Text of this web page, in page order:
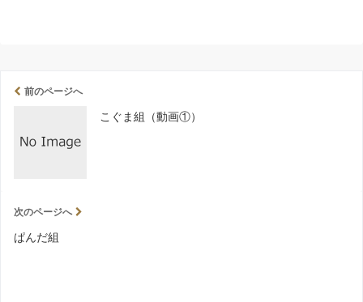
前のページへ
こぐま組（動画①）
次のページへ
ぱんだ組